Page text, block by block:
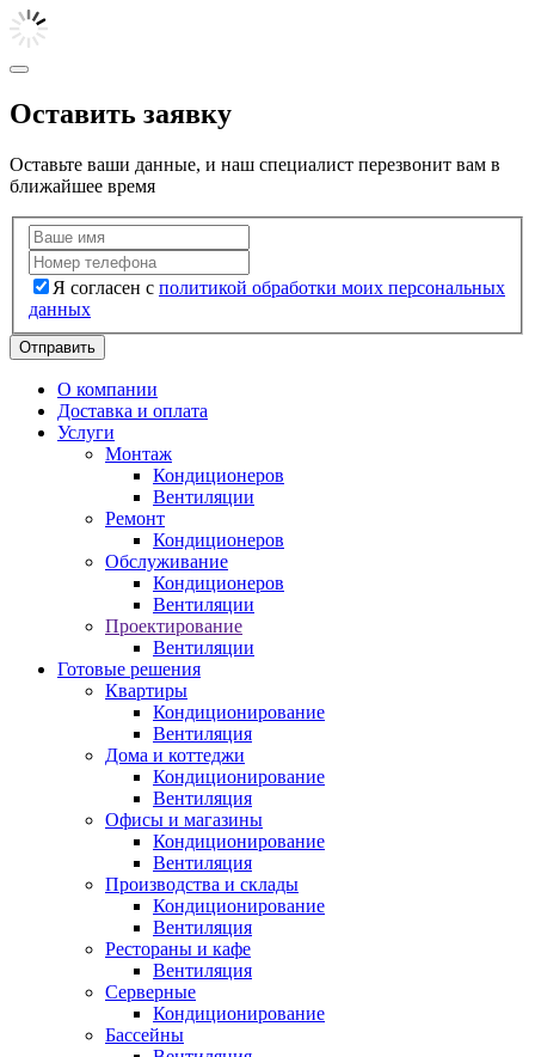
Оставить заявку
Оставьте ваши данные, и наш специалист перезвонит вам в
ближайшее время
Я согласен с политикой обработки моих персональных
данных
Отправить
О компании
Доставка и оплата
Услуги
Монтаж
Кондиционеров
Вентиляции
Ремонт
Кондиционеров
Обслуживание
Кондиционеров
Вентиляции
Проектирование
Вентиляции
Готовые решения
Квартиры
Кондиционирование
Вентиляция
Дома и коттеджи
Кондиционирование
Вентиляция
Офисы и магазины
Кондиционирование
Вентиляция
Производства и склады
Кондиционирование
Вентиляция
Рестораны и кафе
Вентиляция
Серверные
Кондиционирование
Бассейны